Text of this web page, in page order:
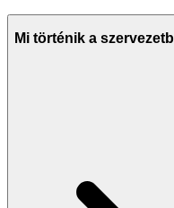
Mi történik a